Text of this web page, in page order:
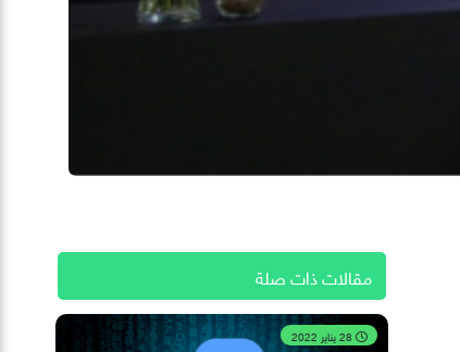
مقالات ذات صلة